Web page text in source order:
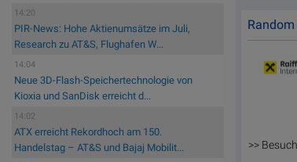
14:20
PIR-News: Hohe Aktienumsätze im Juli,
Research zu AT&S, Flughafen W...
14:04
Neue 3D-Flash-Speichertechnologie von
Kioxia und SanDisk erreicht d...
14:02
ATX erreicht Rekordhoch am 150.
Handelstag – AT&S und Bajaj Mobilit...
>>